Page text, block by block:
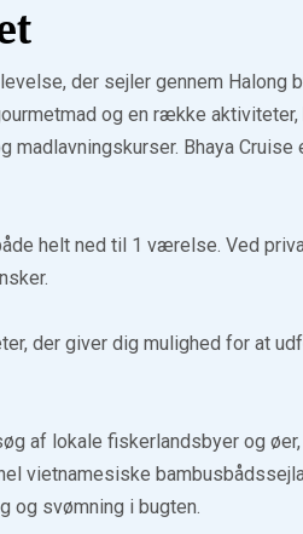
der sejler gennem Halong
og en række
madlavningskurser. Bhaya
helt ned til 1 værelse. Ved
der giver dig mulighed for at
af lokale fiskerlandsbyer og
vietnamesiske
og svømning i bugten.